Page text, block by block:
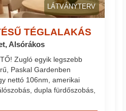
LÁTVÁNYTERV
TÉGLALAKÁS
Alsórákos
Zugló egyik legszebb
Paskal Gardenben
nettó 106nm, amerikai
dupla fürdőszobás,